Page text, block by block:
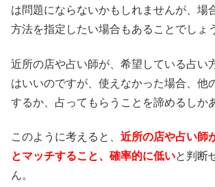
は問題にならないかもしれませんが、場
方法を指定したい場合もあることでしょ
近所の店や占い師が、希望している占い
はいいのですが、使えなかった場合、他
するか、占ってもらうことを諦めるしか
このように考えると、 近所の店や占い師
とマッチすること、確率的に低いと判断
ん。